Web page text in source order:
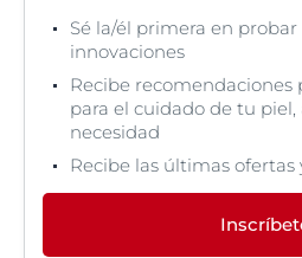
Sé la/él primera en
innovaciones
Recibe recomendaciones
para el cuidado de tu piel,
necesidad
Recibe las últimas ofertas